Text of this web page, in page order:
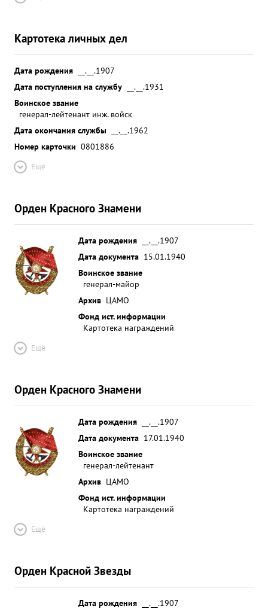
Картотека личных дел
Дата рождения
__.__.1907
Дата поступления на службу
__.__.1931
Воинское звание
генерал-лейтенант инж. войск
Дата окончания службы
__.__.1962
Номер карточки 0801886
Ещё
Орден Красного Знамени
Дата рождения
__.__.1907
Дата документа 15.01.1940
Воинское звание
генерал-майор
Архив ЦАМО
Фонд ист. информации
Картотека награждений
Ещё
Орден Красного Знамени
Дата рождения
__.__.1907
Дата документа 17.01.1940
Воинское звание
генерал-лейтенант
Архив ЦАМО
Фонд ист. информации
Картотека награждений
Ещё
Орден Красной Звезды
Дата рождения
__.__.1907